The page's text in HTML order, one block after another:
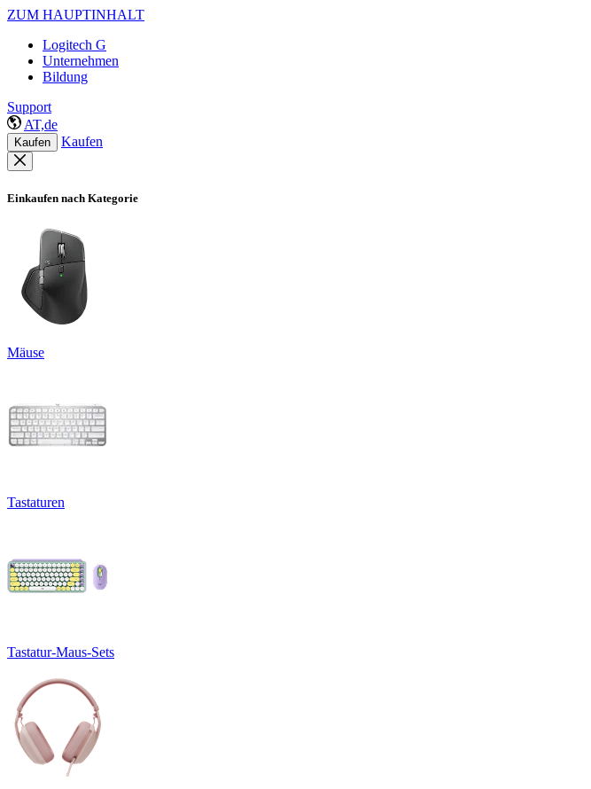
ZUM HAUPTINHALT
Logitech G
Unternehmen
Bildung
Support
AT,de
Kaufen Kaufen
Einkaufen nach Kategorie
Mäuse
Tastaturen
Tastatur-Maus-Sets